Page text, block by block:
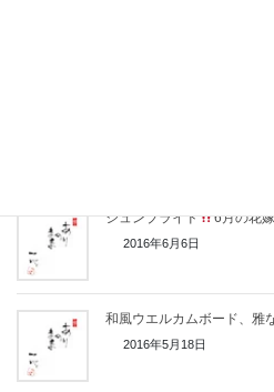
ジュンブライド 6月の花
2016年6月6日
和風ウエルカムボード、雅
2016年5月18日